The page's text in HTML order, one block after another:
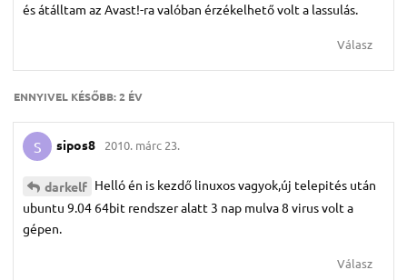
és átálltam az Avast!-ra valóban érzékelhető volt a lassulás.
Válasz
ENNYIVEL KÉSŐBB:2 ÉV
S sipos8 2010. márc 23.
darkelf Helló én is kezdő linuxos vagyok,új telepités után
ubuntu 9.04 64bit rendszer alatt 3 nap mulva 8 virus volt a
gépen.
Válasz